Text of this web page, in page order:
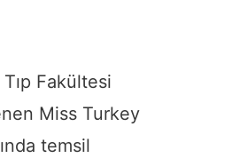
Fakültesi
Miss Turkey
temsil